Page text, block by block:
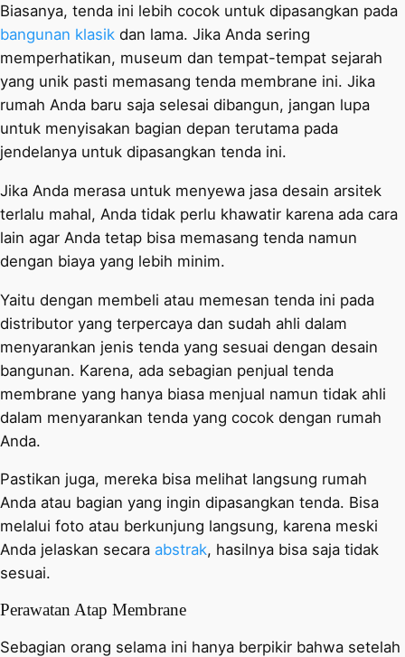
Biasanya, tenda ini lebih cocok untuk dipasangkan pada
bangunan klasik dan lama. Jika Anda sering
memperhatikan, museum dan tempat-tempat sejarah
yang unik pasti memasang tenda membrane ini. Jika
rumah Anda baru saja selesai dibangun, jangan lupa
untuk menyisakan bagian depan terutama pada
jendelanya untuk dipasangkan tenda ini.
Jika Anda merasa untuk menyewa jasa desain arsitek
terlalu mahal, Anda tidak perlu khawatir karena ada cara
lain agar Anda tetap bisa memasang tenda namun
dengan biaya yang lebih minim.
Yaitu dengan membeli atau memesan tenda ini pada
distributor yang terpercaya dan sudah ahli dalam
menyarankan jenis tenda yang sesuai dengan desain
bangunan. Karena, ada sebagian penjual tenda
membrane yang hanya biasa menjual namun tidak ahli
dalam menyarankan tenda yang cocok dengan rumah
Anda.
Pastikan juga, mereka bisa melihat langsung rumah
Anda atau bagian yang ingin dipasangkan tenda. Bisa
melalui foto atau berkunjung langsung, karena meski
Anda jelaskan secara abstrak, hasilnya bisa saja tidak
sesuai.
Perawatan Atap Membrane
Sebagian orang selama ini hanya berpikir bahwa setelah